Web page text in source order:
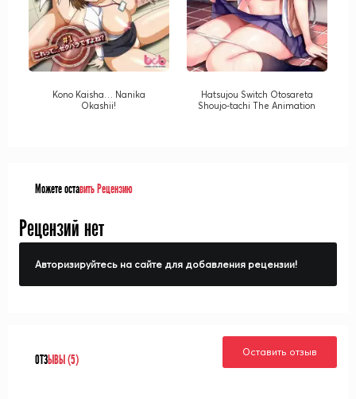
Kono Kaisha… Nanika
Okashii!
Hatsujou Switch Otosareta
Shoujo-tachi The Animation
Можете оставить Рецензию
Рецензий нет
Авторизируйтесь на сайте для добавления рецензии!
ОТЗЫВЫ (5)
Оставить отзыв